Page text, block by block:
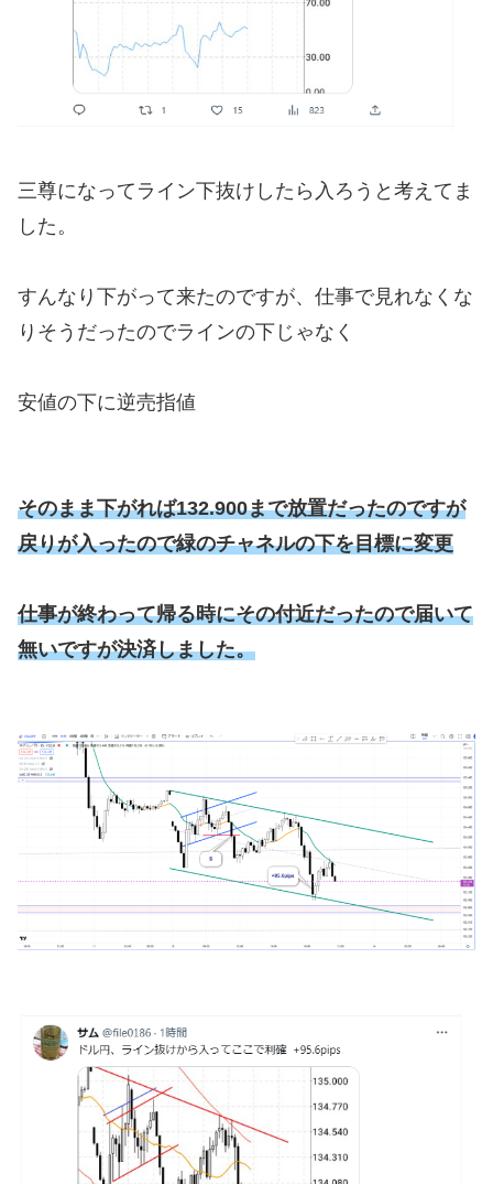
三尊になってライン下抜けしたら入ろうと考えてま
した。
すんなり下がって来たのですが、仕事で見れなくな
りそうだったのでラインの下じゃなく
安値の下に逆売指値
そのまま下がれば132.900まで放置だったのですが
戻りが入ったので緑のチャネルの下を目標に変更
仕事が終わって帰る時にその付近だったので届いて
無いですが決済しました。